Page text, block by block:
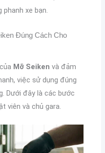
xe bạn.
Đúng Cách Cho
Mỡ Seiken và đảm
việc sử dụng đúng
Dưới đây là các bước
viên và chủ gara.